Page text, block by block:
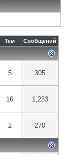
Тем Сообщений
5 305
16 1,233
2 270